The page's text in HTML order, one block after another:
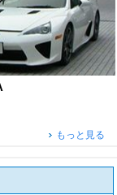
もっと見る